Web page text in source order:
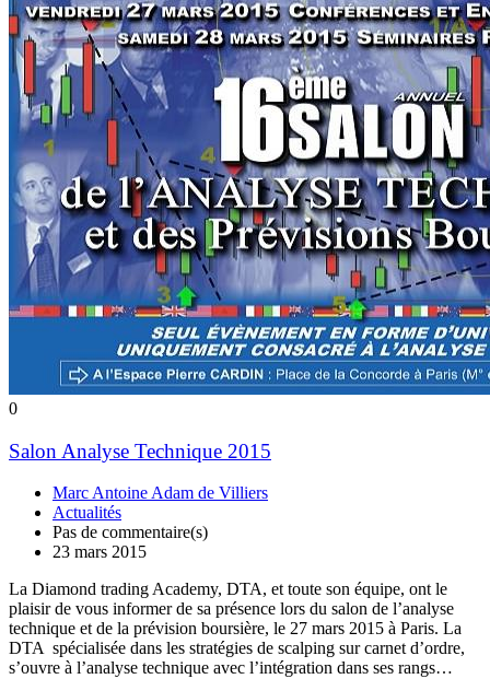
0
Salon Analyse Technique 2015
Marc Antoine Adam de Villiers
Actualités
Pas de commentaire(s)
23 mars 2015
La Diamond trading Academy, DTA, et toute son équipe, ont le
plaisir de vous informer de sa présence lors du salon de l’analyse
technique et de la prévision boursière, le 27 mars 2015 à Paris. La
DTA spécialisée dans les stratégies de scalping sur carnet d’ordre,
s’ouvre à l’analyse technique avec l’intégration dans ses rangs…